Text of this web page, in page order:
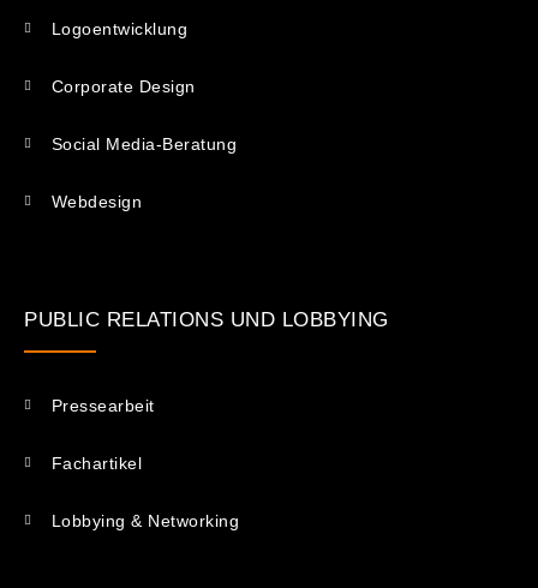
Logoentwicklung
Corporate Design
Social Media-Beratung
Webdesign
PUBLIC RELATIONS UND LOBBYING
Pressearbeit
Fachartikel
Lobbying & Networking